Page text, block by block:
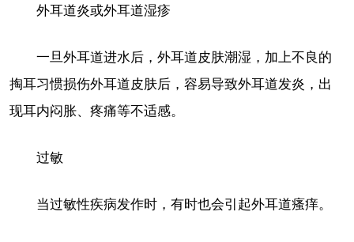
外耳道炎或外耳道湿疹
一旦外耳道进水后，外耳道皮肤潮湿，加上不良的
掏耳习惯损伤外耳道皮肤后，容易导致外耳道发炎，出
现耳内闷胀、疼痛等不适感。
过敏
当过敏性疾病发作时，有时也会引起外耳道瘙痒。